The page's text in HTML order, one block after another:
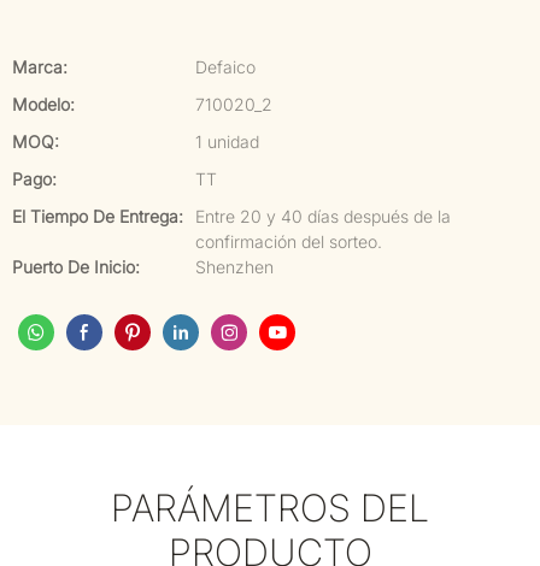
Marca:
Defaico
Modelo:
710020_2
MOQ:
1 unidad
Pago:
TT
El Tiempo De Entrega:
Entre 20 y 40 días después de la
confirmación del sorteo.
Puerto De Inicio:
Shenzhen
PARÁMETROS DEL
PRODUCTO